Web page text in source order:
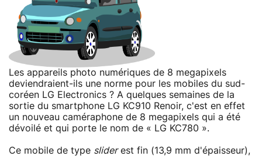
Les appareils photo numériques de 8 megapixels
deviendraient-ils une norme pour les mobiles du sud-
coréen LG Electronics ? A quelques semaines de la
sortie du smartphone LG KC910 Renoir, c'est en effet
un nouveau caméraphone de 8 megapixels qui a été
dévoilé et qui porte le nom de « LG KC780 ».
Ce mobile de type sliderest fin (13,9 mm d'épaisseur),